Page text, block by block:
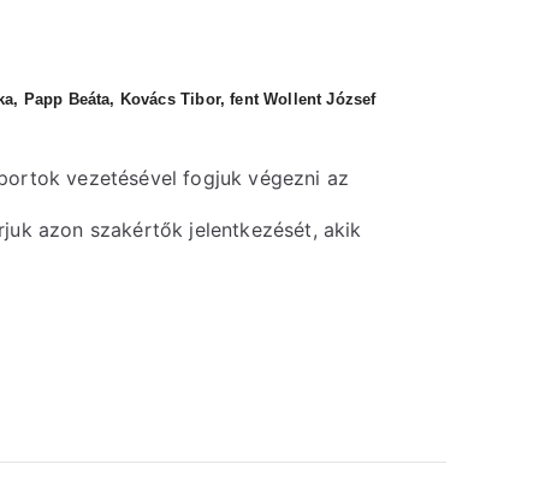
Papp Beáta, Kovács Tibor, fent Wollent József
vezetésével fogjuk végezni az
azon szakértők jelentkezését, akik